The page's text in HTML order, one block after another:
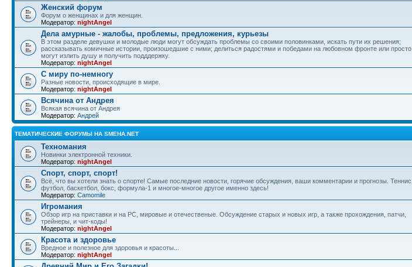
Женский форум
Форум о женщинах и для женщин.
Модератор: nightAngel
Дела амурные - жалобы, проблемы, предложения, курьезы
В этом разделе девушки и молодые люди могут обсуждать проблемы со своими половинками, искать пути их решения;
рассказывать комичные истории, произошедшие с ними; делиться радостями и победами на любовном фронте или просто
могут излить душу и получить подддержку.
Модератор: nightAngel
С миру по-немногу
Разные новости, происходящие в мире.
Модератор: nightAngel
Всячина от Андрея
Всякая всячина от Андрея
Модератор: Андрей
ТЕМАТИЧЕСКИЕ ФОРУМЫ НА SMEHA.NET
Техномания
Новинки электронной техники.
Модератор: nightAngel
Спорт, спорт, спорт!
Всё, что вы хотели знать о спорте! Самые последние новости, горячие обсуждения, ваши комментарии и прогнозы. Теннис,
футбол, баскетбол, бокс, формула-1 и многое-многое другое именно здесь!
Модератор: Camomile
Игромания
Обзор игр на приставки и на PC, мировые и отечественые. Обсуждение старых и новых игр, а также прохождения, патчи,
трейнеры, и чит-коды!
Модератор: nightAngel
Красота и здоровье
Вредное и полезное для здоровья и красоты...
Модератор: nightAngel